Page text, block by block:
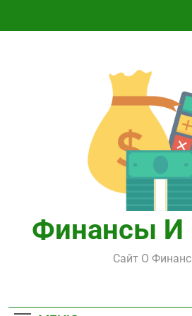
Финансы И
Сайт О